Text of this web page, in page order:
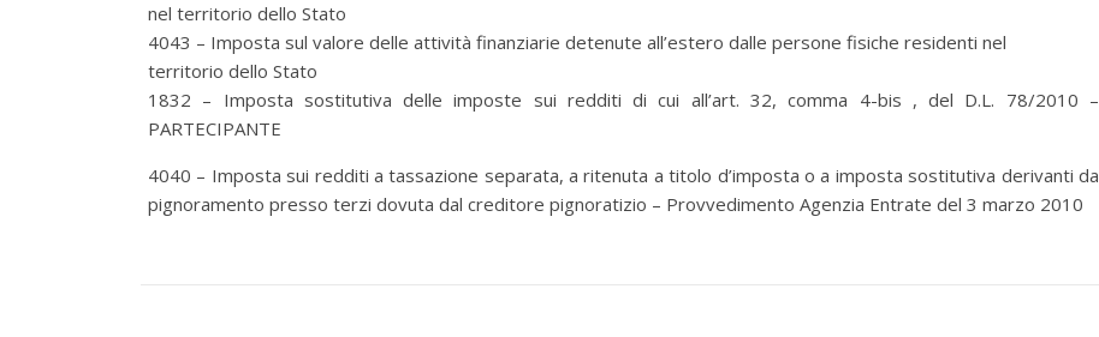
nel territorio dello Stato
4043 – Imposta sul valore delle attività finanziarie detenute all’estero dalle persone fisiche residenti nel
territorio dello Stato
1832 – Imposta sostitutiva delle imposte sui redditi di cui all’art. 32, comma 4-bis , del D.L. 78/2010 –
PARTECIPANTE
4040 – Imposta sui redditi a tassazione separata, a ritenuta a titolo d’imposta o a imposta sostitutiva derivanti da
pignoramento presso terzi dovuta dal creditore pignoratizio – Provvedimento Agenzia Entrate del 3 marzo 2010